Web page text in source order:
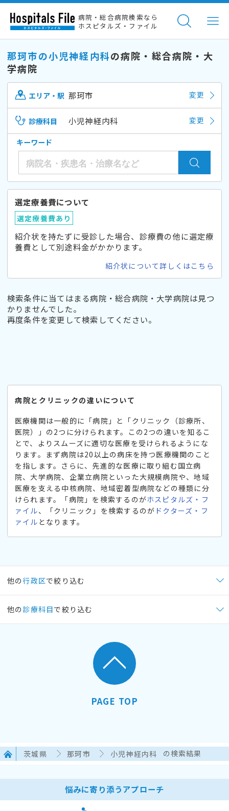
病院・総合病院検索なら
ホスピタルズ・ファイル
那珂市の小児神経内科の病院・総合病院・大
学病院
エリア・駅 那珂市 変更
診療科目 小児神経内科 変更
キーワード
選定療養費について
選定療養費あり
紹介状を持たずに受診した場合、診療費の他に選定療
養費として別途料金がかかります。
紹介状について詳しくはこちら
検索条件に当てはまる病院・総合病院・大学病院は見つ
かりませんでした。
再度条件を変更して検索してください。
病院とクリニックの違いについて
医療機関は一般的に「病院」と「クリニック（診療所、
医院）」の2つに分けられます。この2つの違いを知るこ
とで、よりスムーズに適切な医療を受けられるようにな
ります。まず病院は20以上の病床を持つ医療機関のこと
を指します。さらに、先進的な医療に取り組む国立病
院、大学病院、企業立病院といった大規模病院や、地域
医療を支える中核病院、地域密着型病院などの種類に分
けられます。「病院」を検索するのがホスピタルズ・フ
ァイル、「クリニック」を検索するのが ドクターズ・フ
ァイル となります。
他の行政区で絞り込む
他の 診療科目で絞り込む
PAGE TOP
茨城県 那珂市 小児神経内科 の検索結果
悩みに寄り添うアプローチ